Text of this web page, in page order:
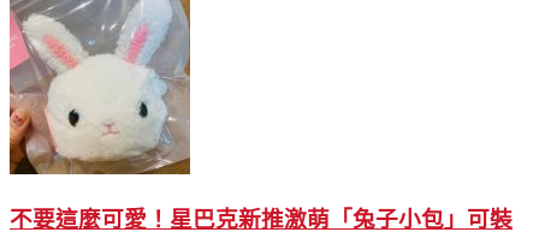
不要這麼可愛！星巴克新推激萌「兔子小包」可裝